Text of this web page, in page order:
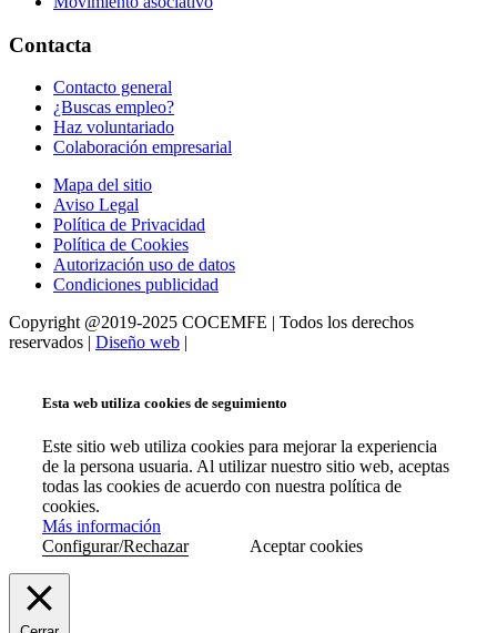
Contacta
Contacto general
¿Buscas empleo?
Haz voluntariado
Colaboración empresarial
Mapa del sitio
Aviso Legal
Política de Privacidad
Política de Cookies
Autorización uso de datos
Condiciones publicidad
Copyright @2019-2025 COCEMFE | Todos los derechos
reservados | Diseño web |
Esta web utiliza cookies de seguimiento
Este sitio web utiliza cookies para mejorar la experiencia
de la persona usuaria. Al utilizar nuestro sitio web, aceptas
todas las cookies de acuerdo con nuestra política de
cookies.
Más información
Configurar/Rechazar
Aceptar cookies